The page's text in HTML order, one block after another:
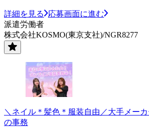
詳細を見る
応募画面に進む
派遣労働者
株式会社KOSMO(東京支社)/NGR8277
＼ネイル＊髪色＊服装自由／大手メー
の事務